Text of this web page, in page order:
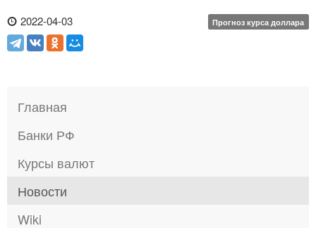
2022-04-03
Прогноз курса доллара
Главная
Банки РФ
Курсы валют
Новости
Wiki